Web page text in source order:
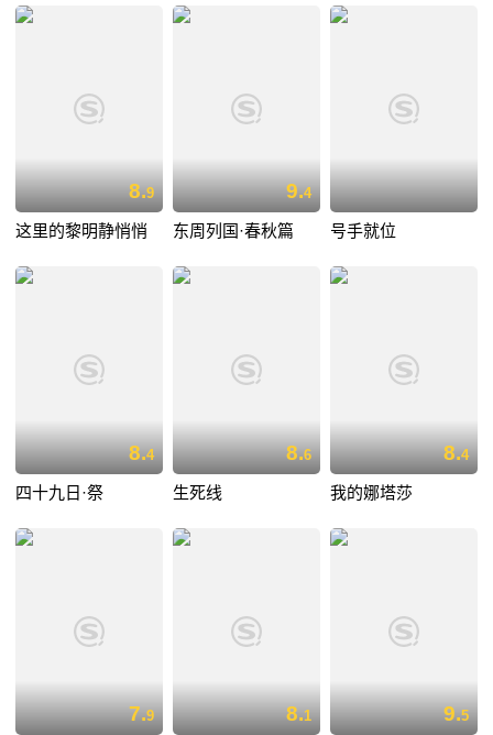
8.9
这里的黎明静悄悄
9.4
东周列国·春秋篇 号手就位
8.4
四十九日·祭
8.6
生死线
8.4
我的娜塔莎
7.9 8.1 9.5